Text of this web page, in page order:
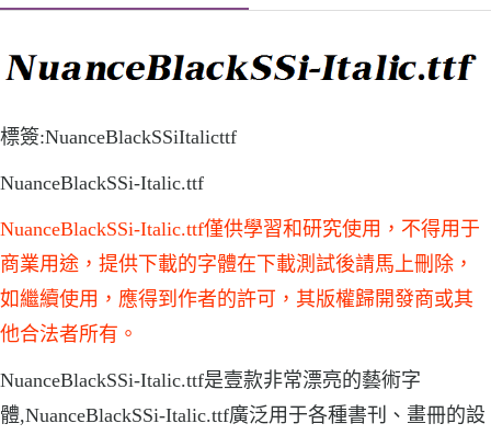
標簽:NuanceBlackSSiItalicttf
NuanceBlackSSi-Italic.ttf
NuanceBlackSSi-Italic.ttf僅供學習和研究使用，不得用于
商業用途，提供下載的字體在下載測試後請馬上刪除，
如繼續使用，應得到作者的許可，其版權歸開發商或其
他合法者所有。
NuanceBlackSSi-Italic.ttf是壹款非常漂亮的藝術字
體,NuanceBlackSSi-Italic.ttf廣泛用于各種書刊、畫冊的設